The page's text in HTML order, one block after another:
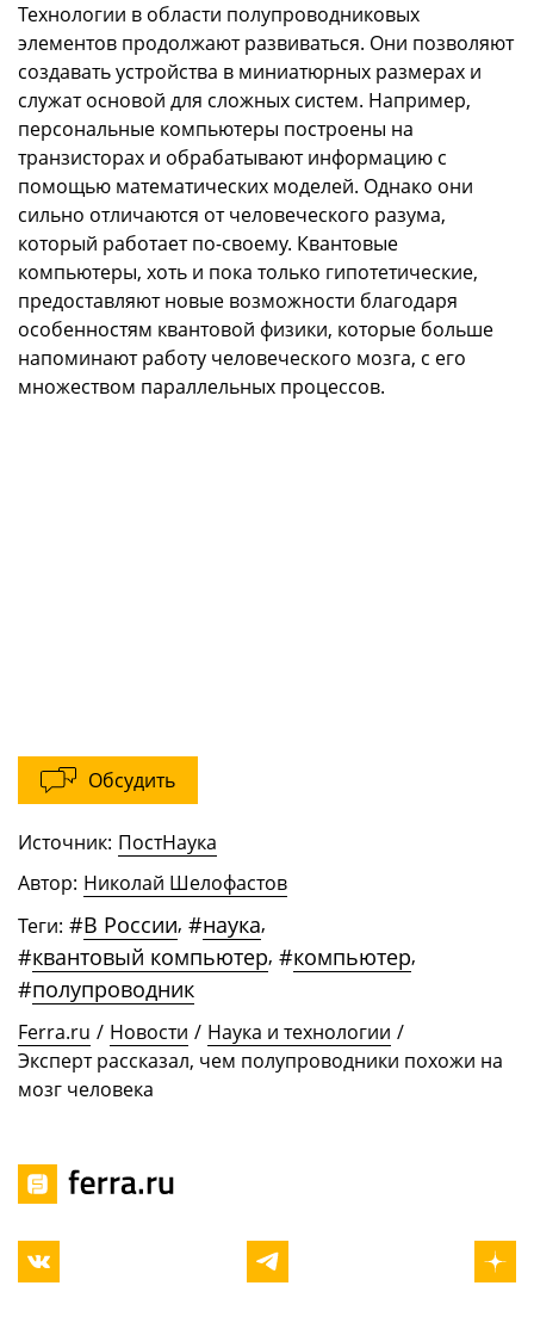
Технологии в области полупроводниковых
элементов продолжают развиваться. Они позволяют
создавать устройства в миниатюрных размерах и
служат основой для сложных систем. Например,
персональные компьютеры построены на
транзисторах и обрабатывают информацию с
помощью математических моделей. Однако они
сильно отличаются от человеческого разума,
который работает по-своему. Квантовые
компьютеры, хоть и пока только гипотетические,
предоставляют новые возможности благодаря
особенностям квантовой физики, которые больше
напоминают работу человеческого мозга, с его
множеством параллельных процессов.
Обсудить
Источник: ПостНаука
Автор: Николай Шелофастов
Теги: #В России, #наука,
#квантовый компьютер, #компьютер,
#полупроводник
Ferra.ru / Новости / Наука и технологии /
Эксперт рассказал, чем полупроводники похожи на
мозг человека